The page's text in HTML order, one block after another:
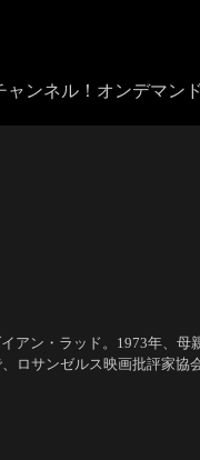
ャンネル！オンデマンド
アン・ラッド。1973年、母
ロサンゼルス映画批評家協